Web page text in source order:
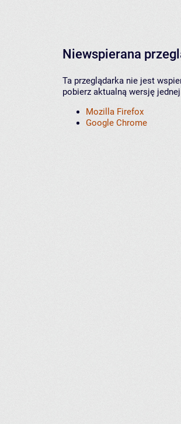
Niewspierana
Ta przeglądarka nie jest
pobierz aktualną wersję
Mozilla Firefox
Google Chrome